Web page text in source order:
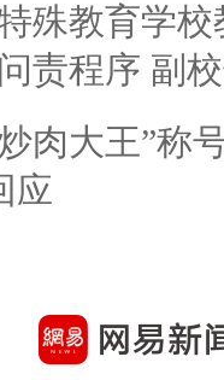
殊教育学
责程序 副
肉大王”称
应